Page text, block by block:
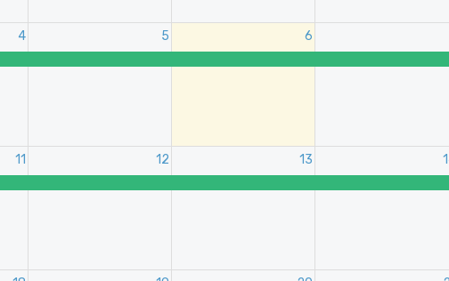
4 5 6
11 12 13